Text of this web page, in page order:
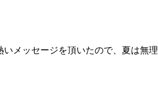
メッセージを頂いたので、夏は無理